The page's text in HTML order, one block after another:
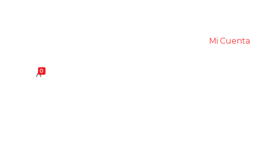
Mi Cuenta
0